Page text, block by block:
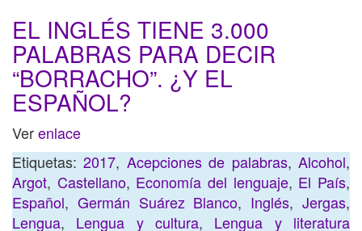
EL INGLÉS TIENE 3.000
PALABRAS PARA DECIR
“BORRACHO”. ¿Y EL
ESPAÑOL?
Verenlace
Etiquetas:2017, Acepciones de palabras,Alcohol,
Argot, Castellano, Economía del lenguaje, El País,
Español, Germán Suárez Blanco, Inglés,Jergas,
Lengua, Lengua y cultura, Lengua y literatura